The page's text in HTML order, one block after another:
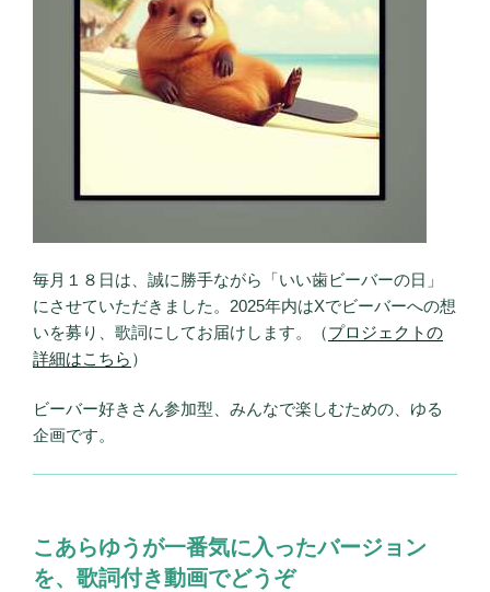
毎月１８日は、誠に勝手ながら「いい歯ビーバーの日」
にさせていただきました。2025年内はXでビーバーへの想
いを募り、歌詞にしてお届けします。（プロジェクトの
詳細はこちら ）
ビーバー好きさん参加型、みんなで楽しむための、ゆる
企画です。
こあらゆうが一番気に入ったバージョン
を、歌詞付き動画でどうぞ